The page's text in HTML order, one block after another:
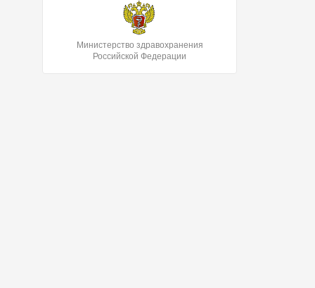
Министерство здравохранения
Российской Федерации